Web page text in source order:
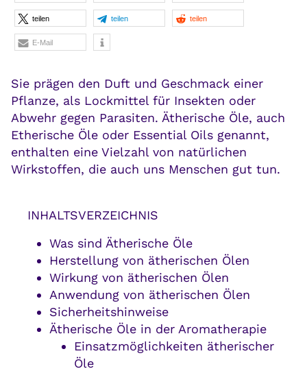
teilen teilen teilen
E-Mail
Sie prägen den Duft und Geschmack einer
Pflanze, als Lockmittel für Insekten oder
Abwehr gegen Parasiten. Ätherische Öle, auch
Etherische Öle oder Essential Oils genannt,
enthalten eine Vielzahl von natürlichen
Wirkstoffen, die auch uns Menschen gut tun.
INHALTSVERZEICHNIS
Was sind Ätherische Öle
Herstellung von ätherischen Ölen
Wirkung von ätherischen Ölen
Anwendung von ätherischen Ölen
Sicherheitshinweise
Ätherische Öle in der Aromatherapie
Einsatzmöglichkeiten ätherischer
Öle